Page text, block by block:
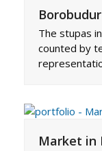
Borobudur
The stupas
counted by
Market in